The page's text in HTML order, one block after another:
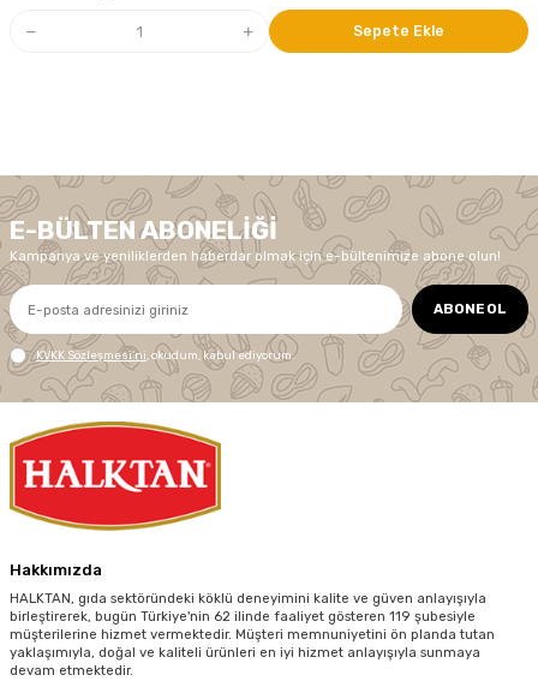
Sepete Ekle
E-BÜLTEN ABONELIĞI
Kampanya ve yeniliklerden haberdar olmak için e-bültenimize abone olun!
ABONE OL
KVKK Sözleşmesi'ni , okudum, kabul ediyorum.
Hakkımızda
HALKTAN, gıda sektöründeki köklü deneyimini kalite ve güven anlayışıyla
birleştirerek, bugün Türkiye'nin 62 ilinde faaliyet gösteren 119 şubesiyle
müşterilerine hizmet vermektedir. Müşteri memnuniyetini ön planda tutan
yaklaşımıyla, doğal ve kaliteli ürünleri en iyi hizmet anlayışıyla sunmaya
devam etmektedir.